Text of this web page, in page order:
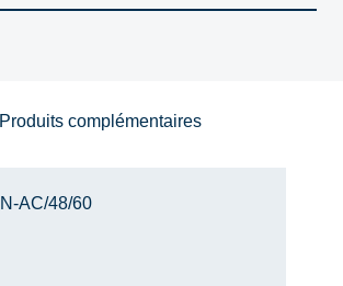
Produits complémentaires